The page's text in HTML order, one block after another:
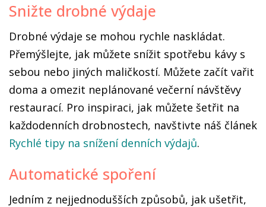
Snižte drobné výdaje
Drobné výdaje se mohou rychle naskládat.
Přemýšlejte, jak můžete snížit spotřebu kávy s
sebou nebo jiných maličkostí. Můžete začít vařit
doma a omezit neplánované večerní návštěvy
restaurací. Pro inspiraci, jak můžete šetřit na
každodenních drobnostech, navštivte náš článek
Rychlé tipy na snížení denních výdajů.
Automatické spoření
Jedním z nejjednodušších způsobů, jak ušetřit,